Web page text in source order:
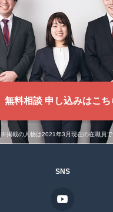
無料相談 申し込みはこち
※掲載の人物は2021年3月現在の在職員
SNS